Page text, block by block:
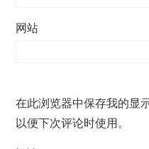
网站
在此浏览器中保存我的显
以便下次评论时使用。